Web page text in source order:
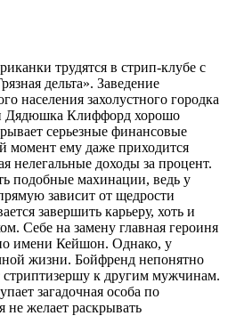
трудятся в стрип-клубе с
дельта». Заведение
населения захолустного городка
Дядюшка Клиффорд хорошо
серьезные финансовые
момент ему даже приходится
нелегальные доходы за процент.
подобные махинации, ведь у
зависит от щедрости
завершить карьеру, хоть и
Себе на замену главная героиня
имени Кейшон. Однако, у
жизни. Бойфренд непонятно
стриптизершу к другим мужчинам.
загадочная особа по
не желает раскрывать